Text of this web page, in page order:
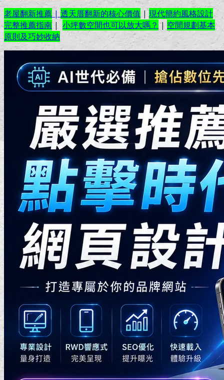
老屋翻新推薦| 透天厝翻新的核心價值 | 現代簡約風格設計
完整推薦指南 | 小坪數空間也可以放大嗎？ | 空間規劃基本
原則及巧妙收納